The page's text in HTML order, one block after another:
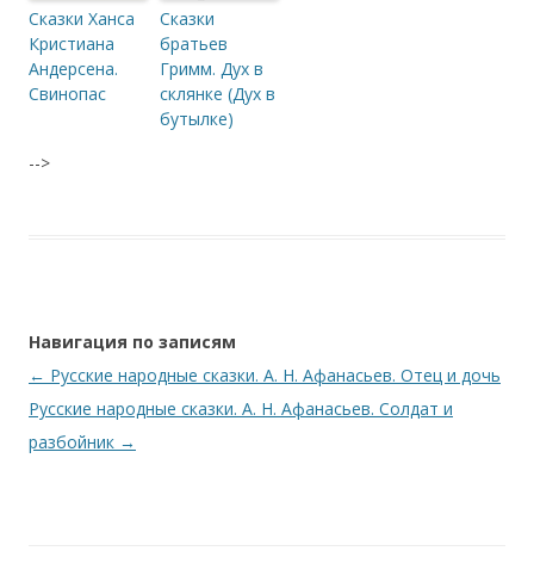
Сказки Ханса
Кристиана
Андерсена.
Свинопас
Сказки
братьев
Гримм. Дух в
склянке (Дух в
бутылке)
-->
Навигация по записям
← Русские народные сказки. А. Н. Афанасьев. Отец и дочь
Русские народные сказки. А. Н. Афанасьев. Солдат и
разбойник →